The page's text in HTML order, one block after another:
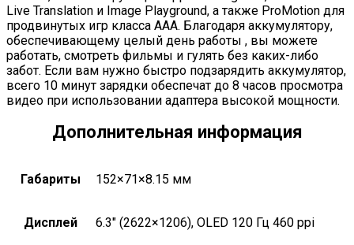
Live Translation и Image Playground, а также ProMotion для
продвинутых игр класса AAA. Благодаря аккумулятору,
обеспечивающему целый день работы , вы можете
работать, смотреть фильмы и гулять без каких-либо
забот. Если вам нужно быстро подзарядить аккумулятор,
всего 10 минут зарядки обеспечат до 8 часов просмотра
видео при использовании адаптера высокой мощности.
Дополнительная информация
Габариты 152×71×8.15 мм
Дисплей 6.3″ (2622×1206), OLED 120 Гц 460 ppi